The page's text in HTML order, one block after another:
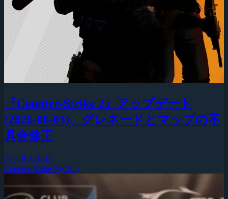
『Counter-Strike 2』アップデート
(2026-08-03)、グレネードとマップの不
具合修正
2026年8月4日
Counter-Strike 2 (CS2)